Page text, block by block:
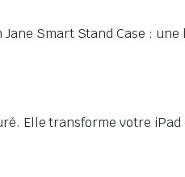
Smart Stand Case :
Elle transforme votre